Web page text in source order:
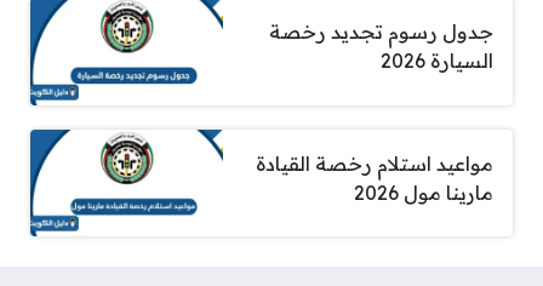
جدول رسوم تجديد رخصة
السيارة 2026
مواعيد استلام رخصة القيادة
مارينا مول 2026